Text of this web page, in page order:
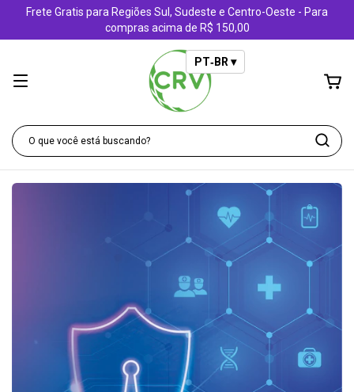
Frete Gratis para Regiões Sul, Sudeste e Centro-Oeste - Para
compras acima de R$ 150,00
PT‑BR ▾